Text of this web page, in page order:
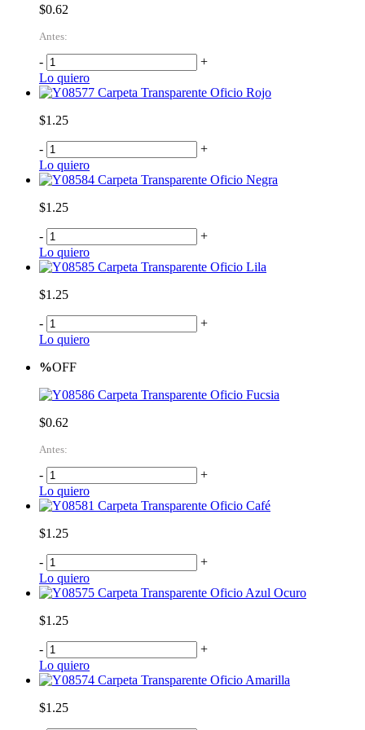
$0.62
Antes:
-
+
Lo quiero
Carpeta Transparente Oficio Rojo
$1.25
-
+
Lo quiero
Carpeta Transparente Oficio Negra
$1.25
-
+
Lo quiero
Carpeta Transparente Oficio Lila
$1.25
-
+
Lo quiero
%OFF
Carpeta Transparente Oficio Fucsia
$0.62
Antes:
-
+
Lo quiero
Carpeta Transparente Oficio Café
$1.25
-
+
Lo quiero
Carpeta Transparente Oficio Azul Ocuro
$1.25
-
+
Lo quiero
Carpeta Transparente Oficio Amarilla
$1.25